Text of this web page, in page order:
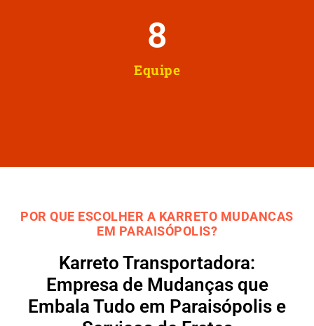
Equipe
8
POR QUE ESCOLHER A KARRETO MUDANCAS
EM PARAISÓPOLIS?
Karreto Transportadora:
Empresa de Mudanças que
Embala Tudo em Paraisópolis e